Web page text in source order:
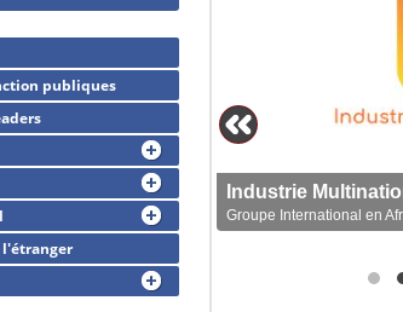
Groupe International en
publiques
l'étranger